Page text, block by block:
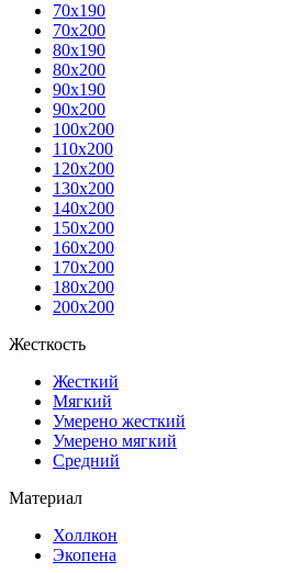
70x190
70x200
80x190
80x200
90x190
90x200
100x200
110x200
120x200
130x200
140x200
150x200
160x200
170x200
180x200
200x200
Жесткость
Жесткий
Мягкий
Умерено жесткий
Умерено мягкий
Средний
Материал
Холлкон
Экопена